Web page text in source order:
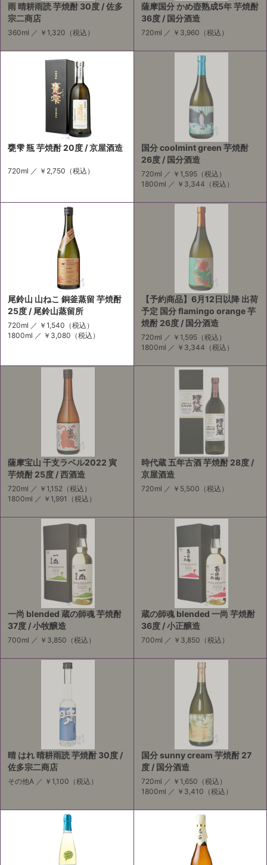
雨 晴耕雨読 芋焼酎 30度 / 佐多
宗二商店
360ml ／ ￥1,320 （税込）
薩摩国分 かめ壺熟成5年 芋焼酎
36度 / 国分酒造
720ml ／ ￥3,960 （税込）
甕雫 瓶 芋焼酎 20度 / 京屋酒造
720ml ／ ￥2,750 （税込）
国分 coolmint green 芋焼酎
26度 / 国分酒造
720ml ／ ￥1,595（税込）
1800ml ／ ￥3,344 （税込）
尾鈴山 山ねこ 銅釜蒸留 芋焼酎
25度 / 尾鈴山蒸留所
720ml ／ ￥1,540 （税込）
1800ml ／ ￥3,080 （税込）
【予約商品】6月12日以降 出荷
予定 国分 flamingo orange 芋
焼酎 26度 / 国分酒造
720ml ／ ￥1,595（税込）
1800ml ／ ￥3,344 （税込）
薩摩宝山 干支ラベル2022 寅
芋焼酎 25度 / 西酒造
720ml ／ ￥1,152 （税込）
1800ml ／ ￥1,991 （税込）
時代蔵 五年古酒 芋焼酎 28度 /
京屋酒造
720ml ／ ￥5,500 （税込）
一尚 blended 蔵の師魂 芋焼酎
37度 / 小牧醸造
700ml ／ ￥3,850 （税込）
蔵の師魂 blended 一尚 芋焼酎
36度 / 小正醸造
700ml ／ ￥3,850 （税込）
晴 はれ 晴耕雨読 芋焼酎 30度 /
佐多宗二商店
その他A ／ ￥1,100 （税込）
国分 sunny cream 芋焼酎 27
度 / 国分酒造
720ml ／ ￥1,650 （税込）
1800ml ／ ￥3,410 （税込）